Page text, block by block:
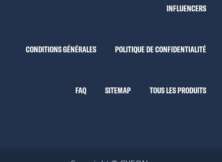
INFLUENCERS
CONDITIONS GÉNÉRALES POLITIQUE DE CONFIDENTIALITÉ
FAQ SITEMAP TOUS LES PRODUITS